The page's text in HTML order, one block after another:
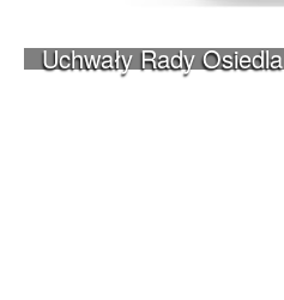
Uchwały Rady Osiedla